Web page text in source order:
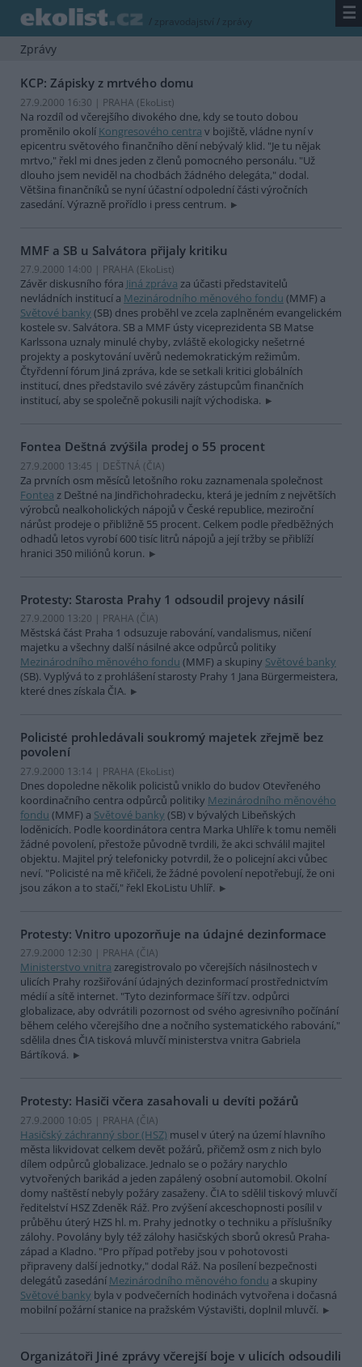
/ zpravodajství / zprávy ☰
Zprávy
KCP: Zápisky z mrtvého domu
27.9.2000 16:30 | PRAHA (EkoList)
Na rozdíl od včerejšího divokého dne, kdy se touto dobou
proměnilo okolí Kongresového centra v bojiště, vládne nyní v
epicentru světového finančního dění nebývalý klid. "Je tu nějak
mrtvo," řekl mi dnes jeden z členů pomocného personálu. "Už
dlouho jsem neviděl na chodbách žádného delegáta," dodal.
Většina finančníků se nyní účastní odpolední části výročních
zasedání. Výrazně prořídlo i press centrum.
MMF a SB u Salvátora přijaly kritiku
27.9.2000 14:00 | PRAHA (EkoList)
Závěr diskusního fóra Jiná zpráva za účasti představitelů
nevládních institucí a Mezinárodního měnového fondu (MMF) a
Světové banky (SB) dnes proběhl ve zcela zaplněném evangelickém
kostele sv. Salvátora. SB a MMF ústy viceprezidenta SB Matse
Karlssona uznaly minulé chyby, zvláště ekologicky nešetrné
projekty a poskytování uvěrů nedemokratickým režimům.
Čtyřdenní fórum Jiná zpráva, kde se setkali kritici globálních
institucí, dnes představilo své závěry zástupcům finančních
institucí, aby se společně pokusili najít východiska.
Fontea Deštná zvýšila prodej o 55 procent
27.9.2000 13:45 | DEŠTNÁ (ČIA)
Za prvních osm měsíců letošního roku zaznamenala společnost
Fontea z Deštné na Jindřichohradecku, která je jedním z největších
výrobců nealkoholických nápojů v České republice, meziroční
nárůst prodeje o přibližně 55 procent. Celkem podle předběžných
odhadů letos vyrobí 600 tisíc litrů nápojů a její tržby se přiblíží
hranici 350 miliónů korun.
Protesty: Starosta Prahy 1 odsoudil projevy násilí
27.9.2000 13:20 | PRAHA (ČIA)
Městská část Praha 1 odsuzuje rabování, vandalismus, ničení
majetku a všechny další násilné akce odpůrců politiky
Mezinárodního měnového fondu (MMF) a skupiny Světové banky
(SB). Vyplývá to z prohlášení starosty Prahy 1 Jana Bürgermeistera,
které dnes získala ČIA.
Policisté prohledávali soukromý majetek zřejmě bez
povolení
27.9.2000 13:14 | PRAHA (EkoList)
Dnes dopoledne několik policistů vniklo do budov Otevřeného
koordinačního centra odpůrců politiky Mezinárodního měnového
fondu (MMF) a Světové banky (SB) v bývalých Libeňských
loděnicích. Podle koordinátora centra Marka Uhlíře k tomu neměli
žádné povolení, přestože původně tvrdili, že akci schválil majitel
objektu. Majitel prý telefonicky potvrdil, že o policejní akci vůbec
neví. "Policisté na mě křičeli, že žádné povolení nepotřebují, že oni
jsou zákon a to stačí," řekl EkoListu Uhlíř.
Protesty: Vnitro upozorňuje na údajné dezinformace
27.9.2000 12:30 | PRAHA (ČIA)
Ministerstvo vnitra zaregistrovalo po včerejších násilnostech v
ulicích Prahy rozšiřování údajných dezinformací prostřednictvím
médií a sítě internet. "Tyto dezinformace šíří tzv. odpůrci
globalizace, aby odvrátili pozornost od svého agresivního počínání
během celého včerejšího dne a nočního systematického rabování,"
sdělila dnes ČIA tisková mluvčí ministerstva vnitra Gabriela
Bártíková.
Protesty: Hasiči včera zasahovali u devíti požárů
27.9.2000 10:05 | PRAHA (ČIA)
Hasičský záchranný sbor (HSZ) musel v úterý na území hlavního
města likvidovat celkem devět požárů, přičemž osm z nich bylo
dílem odpůrců globalizace. Jednalo se o požáry narychlo
vytvořených barikád a jeden zapálený osobní automobil. Okolní
domy naštěstí nebyly požáry zasaženy. ČIA to sdělil tiskový mluvčí
ředitelství HSZ Zdeněk Ráž. Pro zvýšení akceschopnosti posílil v
průběhu úterý HZS hl. m. Prahy jednotky o techniku a příslušníky
zálohy. Povolány byly též zálohy hasičských sborů okresů Praha-
západ a Kladno. "Pro případ potřeby jsou v pohotovosti
připraveny další jednotky," dodal Ráž. Na posílení bezpečnosti
delegátů zasedání Mezinárodního měnového fondu a skupiny
Světové banky byla v podvečerních hodinách vytvořena i dočasná
mobilní požární stanice na pražském Výstavišti, doplnil mluvčí.
Organizátoři Jiné zprávy včerejší boje v ulicích odsoudili